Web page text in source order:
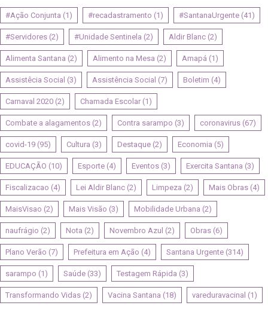
#Ação Conjunta (1) #recadastramento (1) #SantanaUrgente (41)
#Servidores (2) #Unidade Sentinela (2) Aldir Blanc (2)
Alimenta Santana (2) Alimento na Mesa (2) Amapá (1)
Assistêcia Social (3) Assistência Social (7) Boletim (4)
Carnaval 2020 (2) Chamada Escolar (1)
Combate a alagamentos (2) Contra sarampo (3) coronavirus (67)
covid-19 (95) Cultura (3) Destaque (2) Economia (5)
EDUCAÇÃO (10) Esporte (4) Eventos (3) Exercita Santana (3)
Fiscalizacao (4) Lei Aldir Blanc (2) Limpeza (2) Mais Obras (4)
MaisVisao (2) Mais Visão (3) Mobilidade Urbana (2)
naufrágio (2) Nota (2) Novembro Azul (2) Obras (6)
Plano Verão (7) Prefeitura em Ação (4) Santana Urgente (314)
sarampo (1) Saúde (33) Testagem Rápida (3)
Transformando Vidas (2) Vacina Santana (18) vareduravacinal (1)